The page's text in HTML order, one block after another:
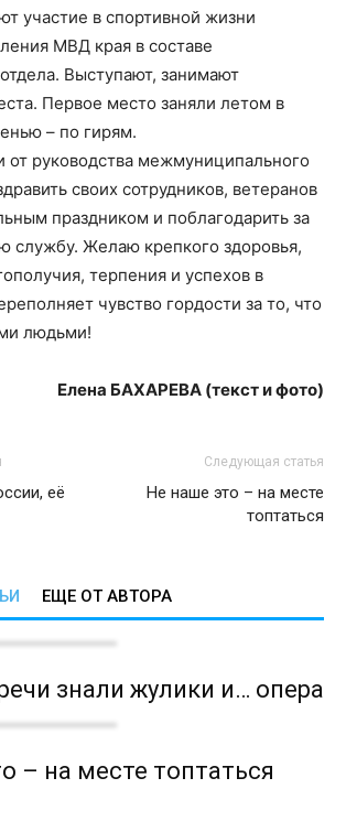
участие в спортивной жизни
МВД края в составе
Выступают, занимают
Первое место заняли летом в
– по гирям.
от руководства межмуниципального
своих сотрудников, ветеранов
праздником и поблагодарить за
службу. Желаю крепкого здоровья,
терпения и успехов в
чувство гордости за то, что
людьми!
Елена БАХАРЕВА (текст и фото)
её
Следующая статья
Не наше это – на месте
топтаться
ЕЩЕ ОТ АВТОРА
знали жулики и… опера
– на месте топтаться